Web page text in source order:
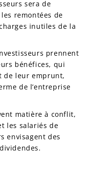
sera de
remontées de
inutiles de la
prennent
bénéfices, qui
de leur emprunt,
de l’entreprise
matière à conflit,
les salariés de
envisagent des